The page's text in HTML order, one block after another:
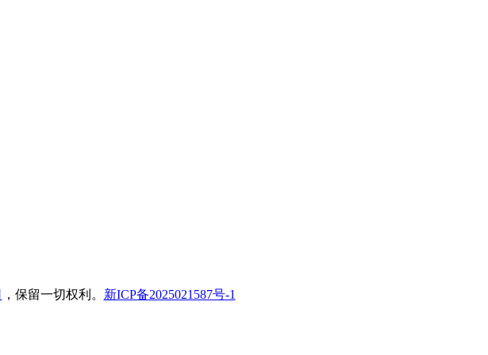
，保留一切权利。 新ICP备2025021587号-1